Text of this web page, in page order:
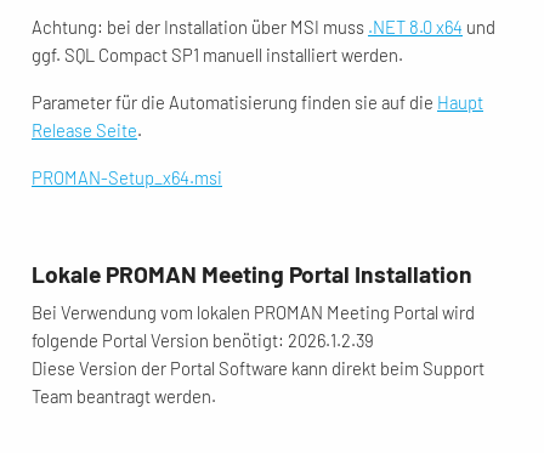
Achtung: bei der Installation über MSI muss .NET 8.0 x64 und
ggf. SQL Compact SP1 manuell installiert werden.
Parameter für die Automatisierung finden sie auf die Haupt
Release Seite.
PROMAN-Setup_x64.msi
Lokale PROMAN Meeting Portal Installation
Bei Verwendung vom lokalen PROMAN Meeting Portal wird
folgende Portal Version benötigt: 2026.1.2.39
Diese Version der Portal Software kann direkt beim Support
Team beantragt werden.